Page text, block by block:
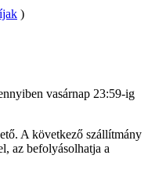
)
vasárnap 23:59-ig
A következő szállítmány
az befolyásolhatja a